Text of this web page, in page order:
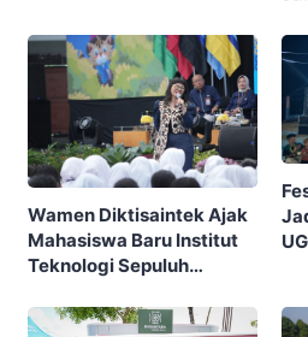
Wamen Diktisaintek Ajak
Mahasiswa Baru Institut
Teknologi Sepuluh
Kritis Hadapi Euforia AI